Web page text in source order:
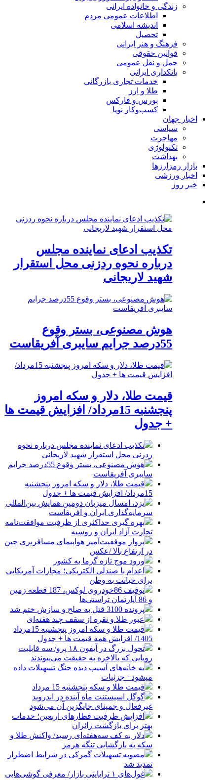
زندگی و خانواده ایرانی
اطلاعات عمومی مردم
اندیشه اسلامی
تحصیل
فرهنگ و هنر ایرانی
قوانین حقوقی
حمل و نقل عمومی
بانکداری ایرانی
خدمات تجاری بازرگانی
طلا و ارز
بورس و فارکس
کسب‌وکار نوپا
اخبار جهان
سیاسی
مهاجرت
تکنولوژی
بهداشت
بازار رمزارزها
اخبار ورزشی
خبر روز
تکذیب ادعای نماینده مجلس
درباره نحوه ردزنی محل استقرار
شهید لاریجانی
هوش مصنوعی، بستر وقوع
55درصد جرایم سایبری آفریقاست
قیمت طلا، دلار و سکه امروز
پنجشنبه 15مرداد/ افزایش قیمت ها
+ جدول
تکذیب ادعای نماینده مجلس درباره نحوه
ردزنی محل استقرار شهید لاریجانی
هوش مصنوعی، بستر وقوع 55درصد جرایم
سایبری آفریقاست
قیمت طلا، دلار و سکه امروز پنجشنبه
15مرداد/ افزایش قیمت ها + جدول
یزد، امسال میزبان دومین همایش بین‌المللی
سرمایه‌گذاری ایران و آفریقاست
بهره گیری حداکثری از ظرفیت موافقت‌نامه
تجارت آزاد ایران و روسیه
پرواز موفقیت‌آمیز هواپیمای مسافربری چین
در ارتفاع بالا /عکس
ورود موج تازه گرما به کشور
اعدام با صندلی الکتریکی؛ مجازات آمریکایی
برای خیانت به وطن
توقیف 86خودروی لوکس، 187 قطعه زمین
و 86 آپارتمان تراستی‌ها
پرونده 3100 قتل به صلح و سازش ختم شد
عبور طلا و نقره از سقف چند هفته‌ای
قیمت طلا و سکه امروز پنجشنبه 15مرداد
1405/ افزایش همه قیمت ها + جدول
تحول بزرگ در آیفون ۱۸ پرو/ سه قابلیت
رویایی که بالاخره به حقیقت می‌پیوندند
به خانه‌های آسیب دیده جنگ تسهیلات داده
میشود+ جزئیات
قیمت طلا و سکه پنجشنبه 15 مرداد
گوگل اسیستنت ماه آینده در اندروید
غیرفعال و جمینای جایگزین آن می‌شود
افزایش ظرفیت قطارهای اربعین؛ خدمات
بهتر برای بازگشت زائران
دلار به کف سه‌هفته‌ای رسید/ واکنش طلا و
سکه به بازگشایی تنگه هرمز
مصوبه تسهیلات گمرکی در شرایط اضطرار
تمدید شد
غول‌های ۱ ترابایتی بازار/ معرفی گوشی‌هایی